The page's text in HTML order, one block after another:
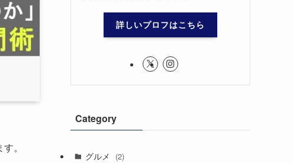
。
詳しいプロフはこちら
Category
グルメ (2)